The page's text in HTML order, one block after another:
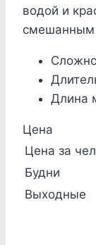
водой и
смешанным
Длина
Цена
Цена за
Будни
Выходные